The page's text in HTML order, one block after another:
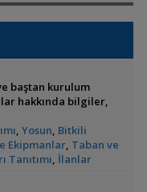
baştan kurulum
hakkında bilgiler,
, Yosun, Bitkili
Ekipmanlar, Taban ve
Tanıtımı, İlanlar